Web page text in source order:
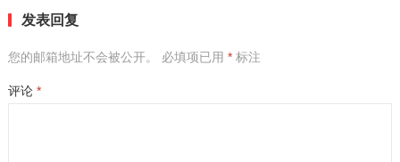
发表回复
您的邮箱地址不会被公开。 必填项已用 *标注
评论 *